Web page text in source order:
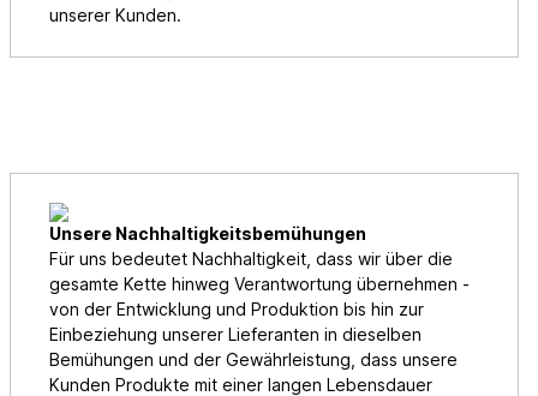
unserer Kunden.
Unsere Nachhaltigkeitsbemühungen
Für uns bedeutet Nachhaltigkeit, dass wir über die
gesamte Kette hinweg Verantwortung übernehmen -
von der Entwicklung und Produktion bis hin zur
Einbeziehung unserer Lieferanten in dieselben
Bemühungen und der Gewährleistung, dass unsere
Kunden Produkte mit einer langen Lebensdauer